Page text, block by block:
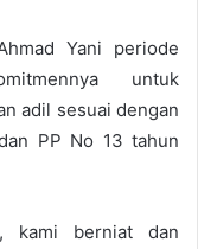
Yani periode
untuk
adil sesuai dengan
PP No 13 tahun
kami berniat dan